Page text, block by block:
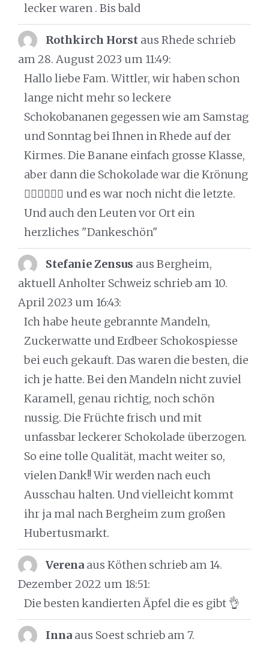
lecker waren . Bis bald
Rothkirch Horst aus Rhede schrieb
am 28. August 2023 um 11:49:
Hallo liebe Fam. Wittler, wir haben schon
lange nicht mehr so leckere
Schokobananen gegessen wie am Samstag
und Sonntag bei Ihnen in Rhede auf der
Kirmes. Die Banane einfach grosse Klasse,
aber dann die Schokolade war die Krönung
👍🏻👍🏻👍🏻 und es war noch nicht die letzte.
Und auch den Leuten vor Ort ein
herzliches "Dankeschön"
Stefanie Zensus aus Bergheim,
aktuell Anholter Schweiz schrieb am 10.
April 2023 um 16:43:
Ich habe heute gebrannte Mandeln,
Zuckerwatte und Erdbeer Schokospiesse
bei euch gekauft. Das waren die besten, die
ich je hatte. Bei den Mandeln nicht zuviel
Karamell, genau richtig, noch schön
nussig. Die Früchte frisch und mit
unfassbar leckerer Schokolade überzogen.
So eine tolle Qualität, macht weiter so,
vielen Dank!! Wir werden nach euch
Ausschau halten. Und vielleicht kommt
ihr ja mal nach Bergheim zum großen
Hubertusmarkt.
Verena aus Köthen schrieb am 14.
Dezember 2022 um 18:51:
Die besten kandierten Äpfel die es gibt 👌
Inna aus Soest schrieb am 7.